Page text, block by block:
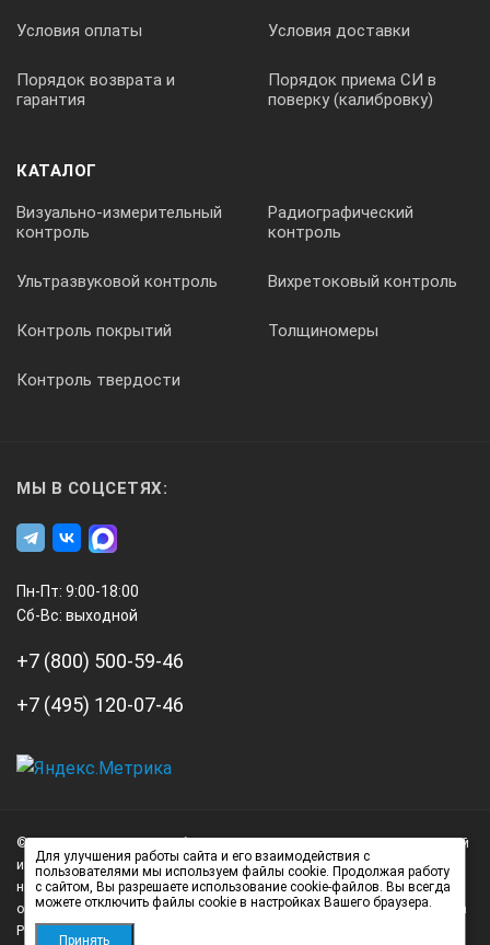
Открытие крышки
Замена ротора
без инструментов
Защитная крышка
155 x 105 x 175 mm
Вес
1.4 kg
Допустимая относительная влажность
80 %
Условия оплаты Условия доставки
Порядок возврата и
гарантия
Порядок приема СИ в
поверку (калибровку)
КАТАЛОГ
Визуально-измерительный
контроль
Радиографический
контроль
Ультразвуковой контроль Вихретоковый контроль
Контроль покрытий Толщиномеры
Контроль твердости
МЫ В СОЦСЕТЯХ:
Пн-Пт: 9:00-18:00
Сб-Вс: выходной
+7 (800) 500-59-46
+7 (495) 120-07-46
Нагорный
проезд
д.7
стр.
© 2026 А3 Инжиниринг Обращаем Ваше внимание на то, что данный
интернет-сайт носит исключительно информационный характер и
ни при каких условиях не является публичной офертой,
определяемой положениями статьи 437 (2) Гражданского кодекса
Российской Федерации.
Для улучшения работы сайта и его взаимодействия с
пользователями мы используем файлы cookie. Продолжая работу
с сайтом, Вы разрешаете использование cookie-файлов. Вы всегда
можете отключить файлы cookie в настройках Вашего браузера.
Принять